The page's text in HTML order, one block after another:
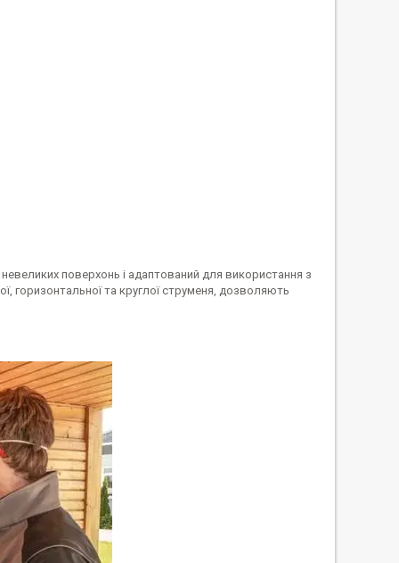
поверхонь і адаптований для використання з
горизонтальної та круглої струменя, дозволяють